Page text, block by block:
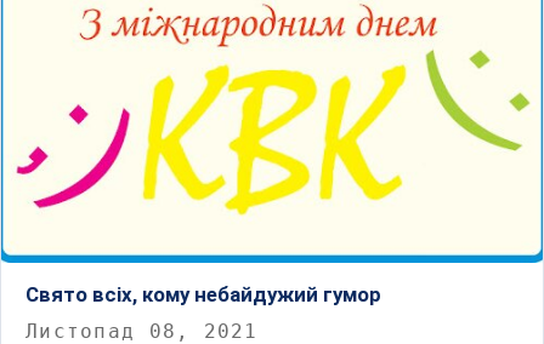
Свято всіх, кому небайдужий гумор
Листопад 08, 2021